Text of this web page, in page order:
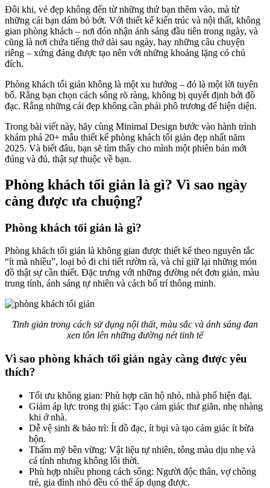
Đôi khi, vẻ đẹp không đến từ những thứ bạn thêm vào, mà từ
những cái bạn dám bỏ bớt. Với thiết kế kiến trúc và nội thất, không
gian phòng khách – nơi đón nhận ánh sáng đầu tiên trong ngày, và
cũng là nơi chứa tiếng thở dài sau ngày, hay những câu chuyện
riêng – xứng đáng được tạo nên với những khoảng lặng có chủ
đích.
Phòng khách tối giản không là một xu hướng – đó là một lời tuyên
bố. Rằng bạn chọn cách sống rõ ràng, không bị quyết định bởi đồ
đạc. Rằng những cái đẹp không cần phải phô trương để hiện diện.
Trong bài viết này, hãy cùng Minimal Design bước vào hành trình
khám phá 20+ mẫu thiết kế phòng khách tối giản đẹp nhất năm
2025. Và biết đâu, bạn sẽ tìm thấy cho mình một phiên bản mới
đúng và đủ, thật sự thuộc về bạn.
Phòng khách tối giản là gì? Vì sao ngày
càng được ưa chuộng?
Phòng khách tối giản là gì?
Phòng khách tối giản là không gian được thiết kế theo nguyên tắc
“ít mà nhiều”, loại bỏ đi chi tiết rườm rà, và chỉ giữ lại những món
đồ thật sự cần thiết. Đặc trưng với những đường nét đơn giản, màu
trung tính, ánh sáng tự nhiên và cách bố trí thông minh.
Tinh giản trong cách sử dụng nội thất, màu sắc và ánh sáng đan
xen tôn lên những đường nét tinh tế
Vì sao phòng khách tối giản ngày càng được yêu
thích?
Tối ưu không gian: Phù hợp căn hộ nhỏ, nhà phố hiện đại.
Giảm áp lực trong thị giác: Tạo cảm giác thư giãn, nhẹ nhàng
khi ở nhà.
Dễ vệ sinh & bảo trì: Ít đồ đạc, ít bụi và tạo cảm giác ít bừa
bộn.
Thẩm mỹ bền vững: Vật liệu tự nhiên, tông màu dịu nhẹ và
cá tính nhưng không lỗi thời.
Phù hợp nhiều phong cách sống: Người độc thân, vợ chồng
trẻ, gia đình nhỏ đều có thể áp dụng được.